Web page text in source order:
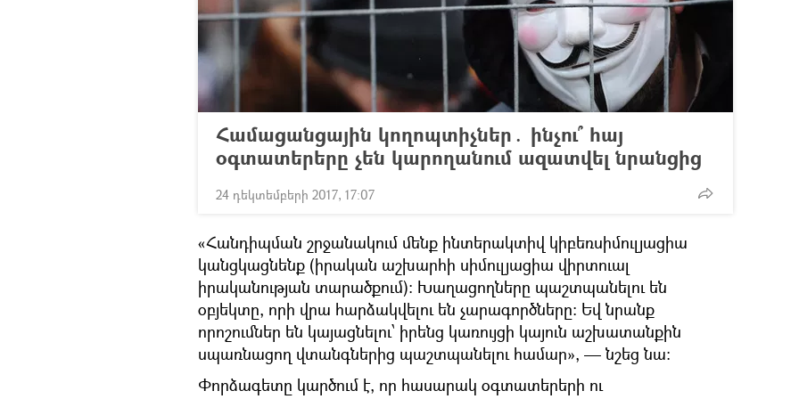
Համացանցային կողոպտիչներ․ ինչու՞ հայ
օգտատերերը չեն կարողանում ազատվել նրանցից
24 դեկտեմբերի 2017, 17:07
«Հանդիպման շրջանակում մենք ինտերակտիվ կիբեռսիմուլյացիա
կանցկացնենք (իրական աշխարհի սիմուլյացիա վիրտուալ
իրականության տարածքում)։ Խաղացողները պաշտպանելու են
օբյեկտը, որի վրա հարձակվելու են չարագործները։ Եվ նրանք
որոշումներ են կայացնելու՝ իրենց կառույցի կայուն աշխատանքին
սպառնացող վտանգներից պաշտպանելու համար», — նշեց նա։
Փորձագետը կարծում է, որ հասարակ օգտատերերի ու